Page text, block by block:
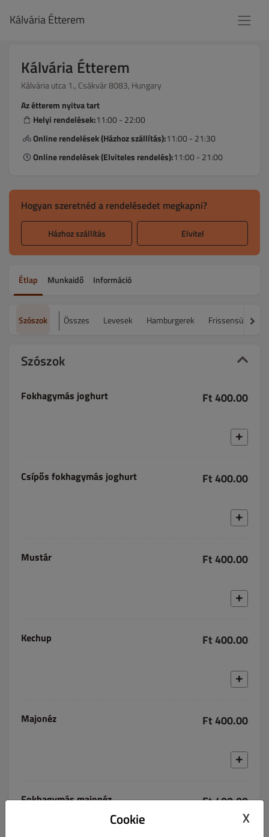
Kálvária Étterem
Kálvária Étterem
Kálvária utca 1., Csákvár 8083, Hungary
Az étterem nyitva tart
Helyi rendelések:11:00 - 22:00
Online rendelések (Házhoz szállítás):11:00 - 21:30
Online rendelések (Elviteles rendelés):11:00 - 21:00
Hogyan szeretnéd a rendelésedet megkapni?
Házhoz szállítás Elvitel
Étlap Munkaidő Információ
Szószok Összes Levesek Hamburgerek Frissensültek
Szószok
Fokhagymás joghurt Ft 400.00
Csípős fokhagymás joghurt Ft 400.00
Mustár Ft 400.00
Kechup Ft 400.00
Majonéz Ft 400.00
Fokhagymás majonéz Ft 400.00
Cookie X